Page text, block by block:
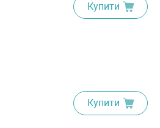
Купити
Купити